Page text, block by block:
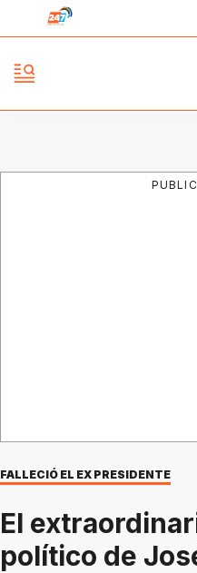
FALLECIÓ EL EX PRESIDENTE
El
político de